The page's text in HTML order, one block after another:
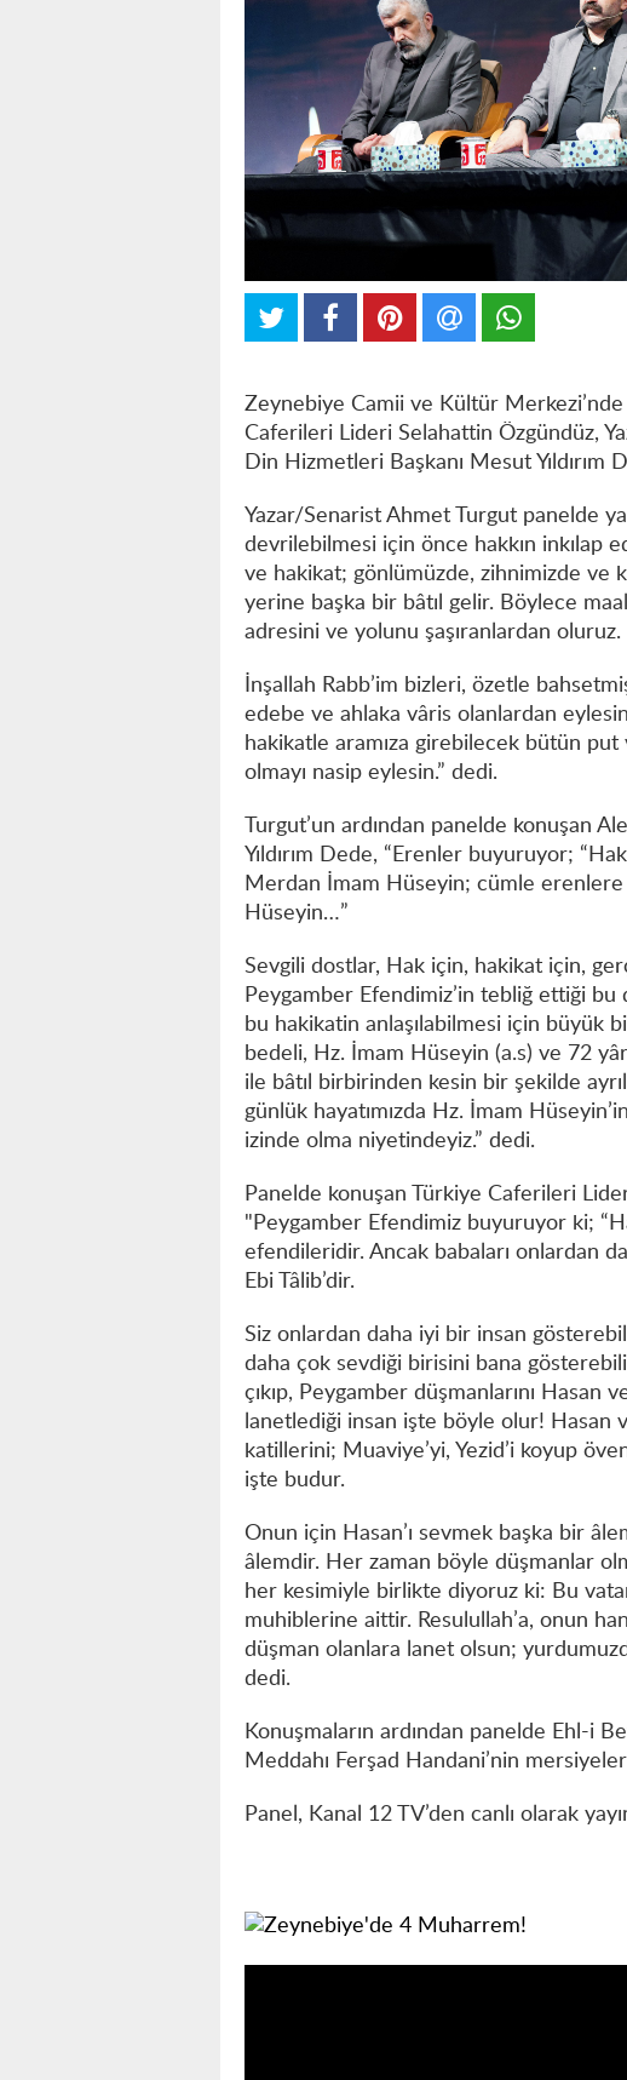
Zeynebiye Camii ve Kültür
Caferileri Lideri Selahattin Özgündüz,
Din Hizmetleri Başkanı Mesut Yıldırım
Yazar/Senarist Ahmet Turgut panelde
devrilebilmesi için önce hakkın inkılap
ve hakikat; gönlümüzde, zihnimizde ve
yerine başka bir bâtıl gelir. Böylece
adresini ve yolunu şaşıranlardan oluruz.
İnşallah Rabb’im bizleri, özetle
edebe ve ahlaka vâris olanlardan
hakikatle aramıza girebilecek bütün
olmayı nasip eylesin.” dedi.
Turgut’un ardından panelde konuşan
Yıldırım Dede, “Erenler buyuruyor;
Merdan İmam Hüseyin; cümle
Hüseyin…”
Sevgili dostlar, Hak için, hakikat için,
Peygamber Efendimiz’in tebliğ ettiği bu
bu hakikatin anlaşılabilmesi için büyük
bedeli, Hz. İmam Hüseyin (a.s) ve 72
ile bâtıl birbirinden kesin bir şekilde
günlük hayatımızda Hz. İmam
izinde olma niyetindeyiz.” dedi.
Panelde konuşan Türkiye Caferileri
"Peygamber Efendimiz buyuruyor ki;
efendileridir. Ancak babaları onlardan
Ebi Tâlib’dir.
Siz onlardan daha iyi bir insan
daha çok sevdiği birisini bana
çıkıp, Peygamber düşmanlarını Hasan
lanetlediği insan işte böyle olur! Hasan
katillerini; Muaviye’yi, Yezid’i koyup
işte budur.
Onun için Hasan’ı sevmek başka bir
âlemdir. Her zaman böyle düşmanlar
her kesimiyle birlikte diyoruz ki: Bu
muhiblerine aittir. Resulullah’a, onun
düşman olanlara lanet olsun;
dedi.
Konuşmaların ardından panelde Ehl-i
Meddahı Ferşad Handani’nin
Panel, Kanal 12 TV’den canlı olarak